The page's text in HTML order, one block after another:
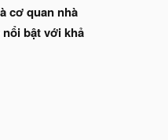
cơ quan nhà
bật với khả